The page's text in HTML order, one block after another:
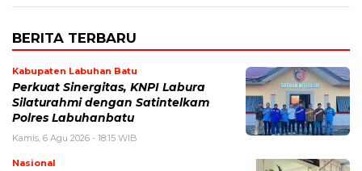
BERITA TERBARU
Kabupaten Labuhan Batu
Perkuat Sinergitas, KNPI Labura
Silaturahmi dengan Satintelkam
Polres Labuhanbatu
Kamis, 6 Agu 2026 - 18:15 WIB
Nasional